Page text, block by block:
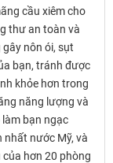
cầu xiêm cho
thư an toàn và
nôn ói, sụt
bạn, tránh được
khỏe hơn trong
năng lượng và
bạn ngạc
nhất nước Mỹ, và
hơn 20 phòng